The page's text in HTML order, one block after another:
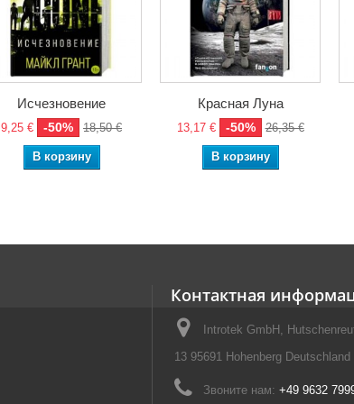
Исчезновение
9,25 € -50% 18,50 €
В корзину
Красная Луна
13,17 € -50% 26,35 €
В корзину
Контактная
Introtek GmbH,
13 95691 Hohenberg Deutschland
Звоните нам: +49 9632